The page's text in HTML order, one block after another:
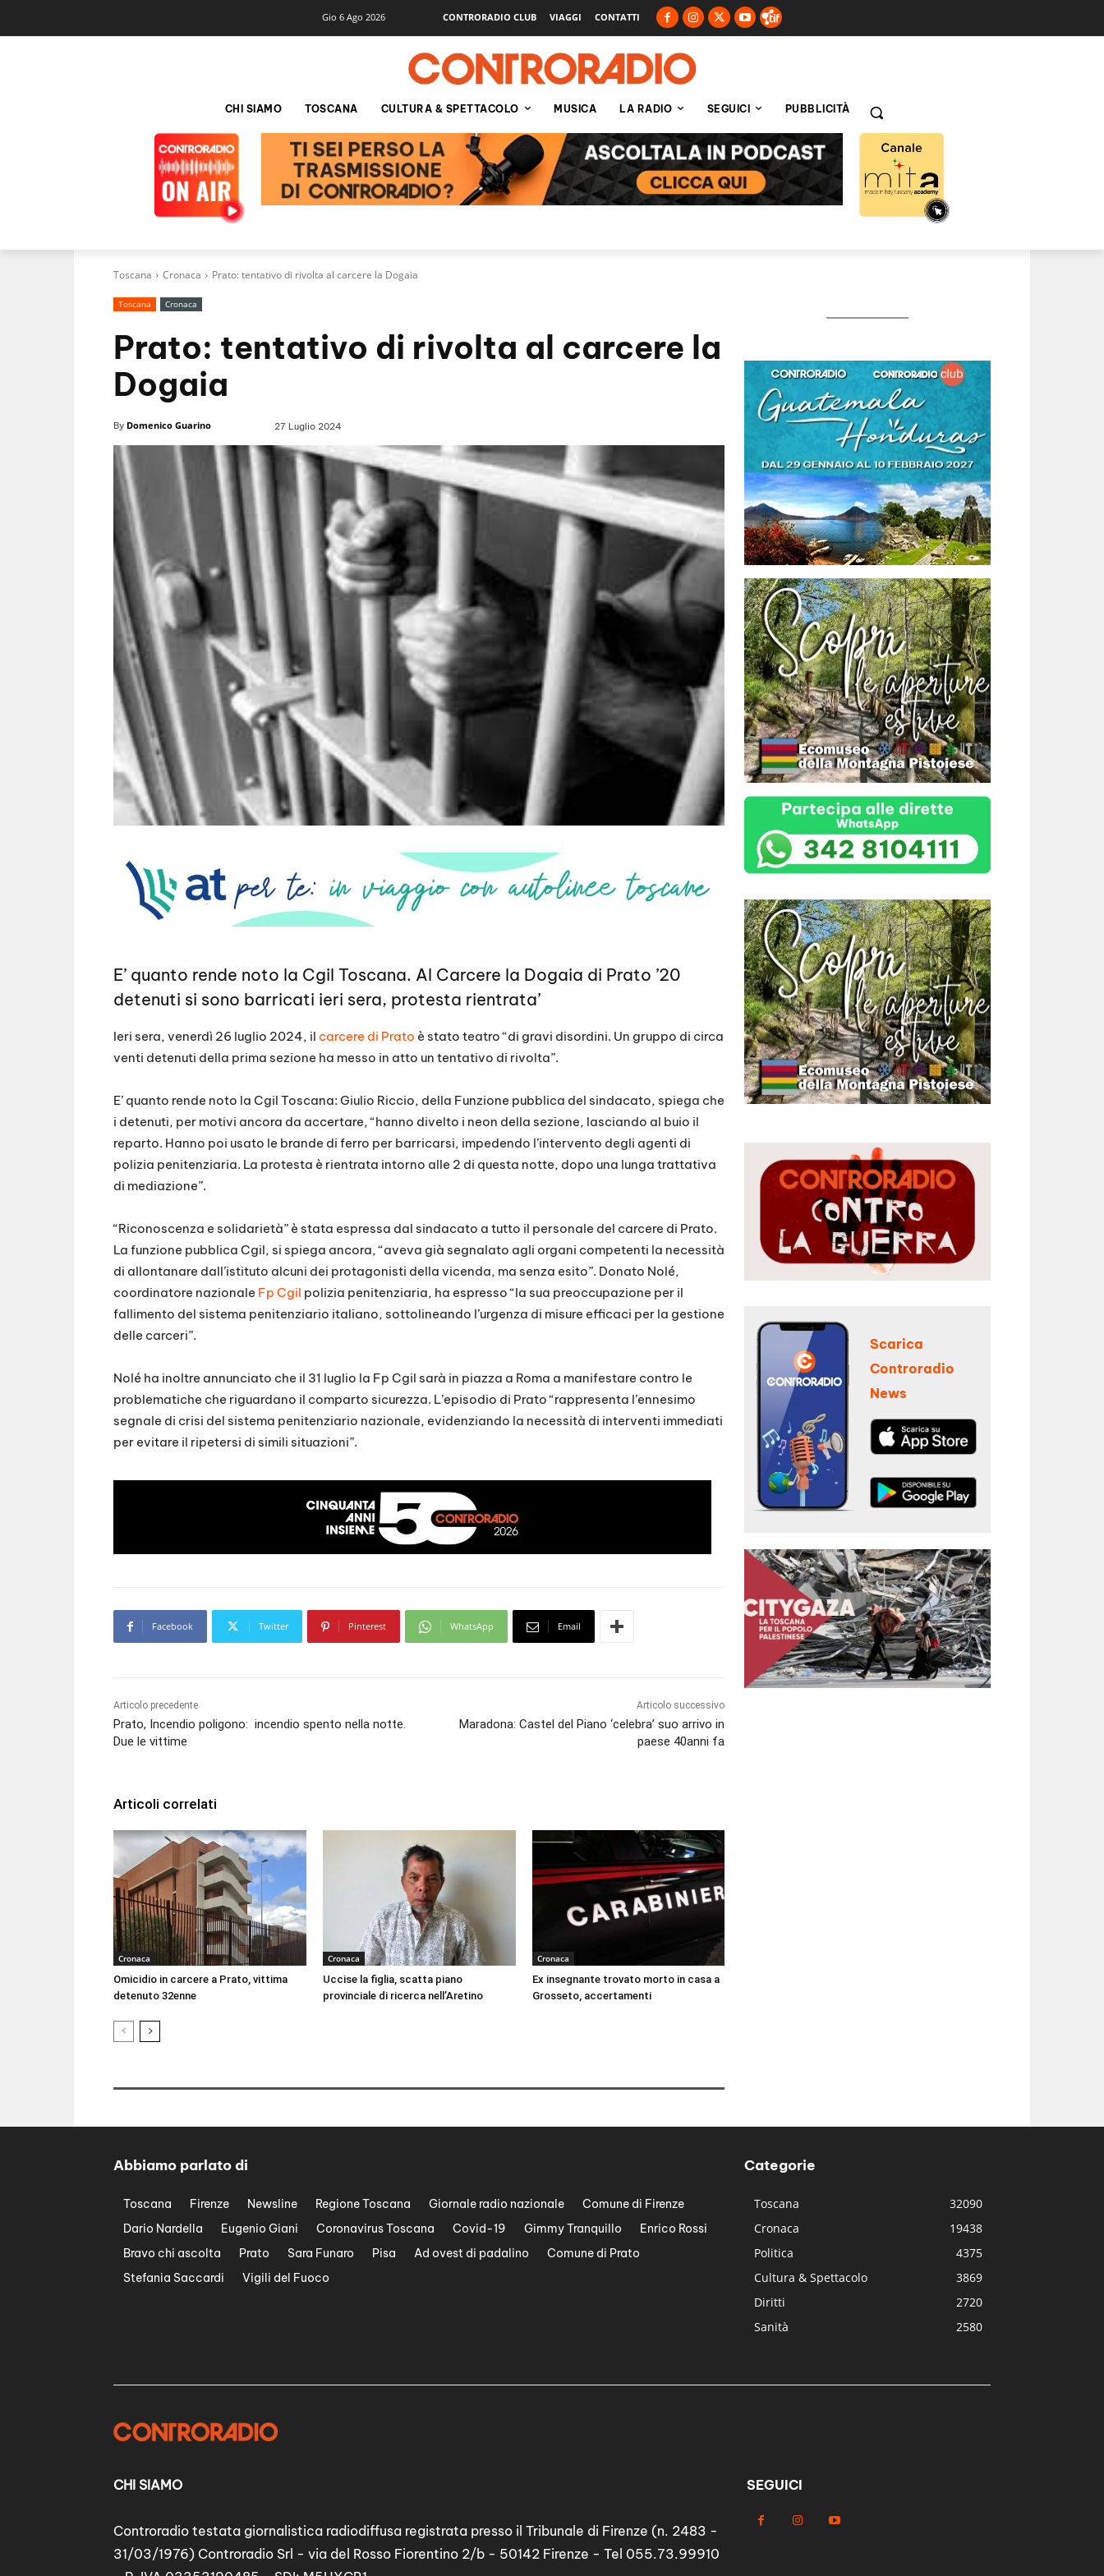
Gio 6 Ago 2026 CONTRORADIO CLUB VIAGGI CONTATTI
CHI SIAMO TOSCANA CULTURA & SPETTACOLO MUSICA LA RADIO SEGUICI PUBBLICITÀ
Toscana Cronaca Prato: tentativo di rivolta al carcere la Dogaia
Toscana Cronaca
Prato: tentativo di rivolta al carcere la
Dogaia
By Domenico Guarino 27 Luglio 2024
E’ quanto rende noto la Cgil Toscana. Al Carcere la Dogaia di Prato ’20
detenuti si sono barricati ieri sera, protesta rientrata’
Ieri sera, venerdì 26 luglio 2024, il carcere di Prato è stato teatro “di gravi disordini. Un gruppo di circa
venti detenuti della prima sezione ha messo in atto un tentativo di rivolta”.
E’ quanto rende noto la Cgil Toscana: Giulio Riccio, della Funzione pubblica del sindacato, spiega che
i detenuti, per motivi ancora da accertare, “hanno divelto i neon della sezione, lasciando al buio il
reparto. Hanno poi usato le brande di ferro per barricarsi, impedendo l’intervento degli agenti di
polizia penitenziaria. La protesta è rientrata intorno alle 2 di questa notte, dopo una lunga trattativa
di mediazione”.
“Riconoscenza e solidarietà” è stata espressa dal sindacato a tutto il personale del carcere di Prato.
La funzione pubblica Cgil, si spiega ancora, “aveva già segnalato agli organi competenti la necessità
di allontanare dall’istituto alcuni dei protagonisti della vicenda, ma senza esito”. Donato Nolé,
coordinatore nazionale Fp Cgil polizia penitenziaria, ha espresso “la sua preoccupazione per il
fallimento del sistema penitenziario italiano, sottolineando l’urgenza di misure efficaci per la gestione
delle carceri”.
Nolé ha inoltre annunciato che il 31 luglio la Fp Cgil sarà in piazza a Roma a manifestare contro le
problematiche che riguardano il comparto sicurezza. L’episodio di Prato “rappresenta l’ennesimo
segnale di crisi del sistema penitenziario nazionale, evidenziando la necessità di interventi immediati
per evitare il ripetersi di simili situazioni”.
Facebook Twitter Pinterest WhatsApp Email
Articolo precedente
Prato, Incendio poligono: incendio spento nella notte.
Due le vittime
Articolo successivo
Maradona: Castel del Piano ‘celebra’ suo arrivo in
paese 40anni fa
Articoli correlati
Cronaca
Omicidio in carcere a Prato, vittima
detenuto 32enne
Cronaca
Uccise la figlia, scatta piano
provinciale di ricerca nell’Aretino
Cronaca
Ex insegnante trovato morto in casa a
Grosseto, accertamenti
Scarica
Controradio
News
Abbiamo parlato di
Toscana Firenze Newsline Regione Toscana Giornale radio nazionale
Comune di Firenze
Dario Nardella
Eugenio Giani Coronavirus Toscana Covid-19 Gimmy Tranquillo
Enrico Rossi
Bravo chi ascolta
Prato Sara Funaro Pisa Ad ovest di padalino
Comune di Prato
Stefania Saccardi
Vigili del Fuoco
Categorie
Toscana
32090
Cronaca
19438
Politica
4375
Cultura & Spettacolo
3869
Diritti
2720
Sanità
2580
CHI SIAMO
Controradio testata giornalistica radiodiffusa registrata presso il Tribunale di Firenze (n. 2483 -
31/03/1976) Controradio Srl - via del Rosso Fiorentino 2/b - 50142 Firenze - Tel 055.73.99910
SEGUICI